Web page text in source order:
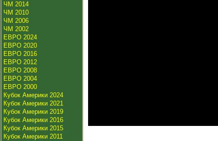
ЧМ 2014
ЧМ 2010
ЧМ 2006
ЧМ 2002
ЕВРО 2024
ЕВРО 2020
ЕВРО 2016
ЕВРО 2012
ЕВРО 2008
ЕВРО 2004
ЕВРО 2000
Кубок Америки 2024
Кубок Америки 2021
Кубок Америки 2019
Кубок Америки 2016
Кубок Америки 2015
Кубок Америки 2011